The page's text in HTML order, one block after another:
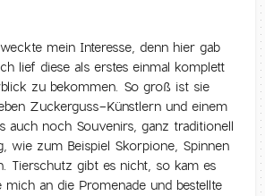
mein Interesse, denn hier gab
lief diese als erstes einmal komplett
zu bekommen. So groß ist sie
Zuckerguss-Künstlern und einem
auch noch Souvenirs, ganz traditionell
wie zum Beispiel Skorpione, Spinnen
Tierschutz gibt es nicht, so kam es
an die Promenade und bestellte